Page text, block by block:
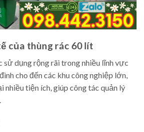
của thùng rác 60 lít
dụng rộng rãi trong nhiều lĩnh vực
cho đến các khu công nghiệp lớn,
nhiều tiện ích, giúp công tác quản lý